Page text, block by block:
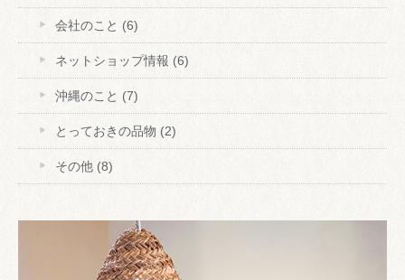
会社のこと (6)
ネットショップ情報 (6)
沖縄のこと (7)
とっておきの品物 (2)
その他 (8)